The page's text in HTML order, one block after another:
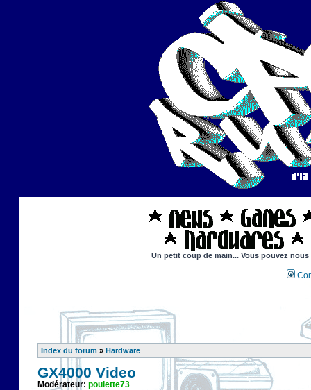
Un petit coup de main... Vous pouvez
Index du forum » Hardware
GX4000 Video
Modérateur: poulette73